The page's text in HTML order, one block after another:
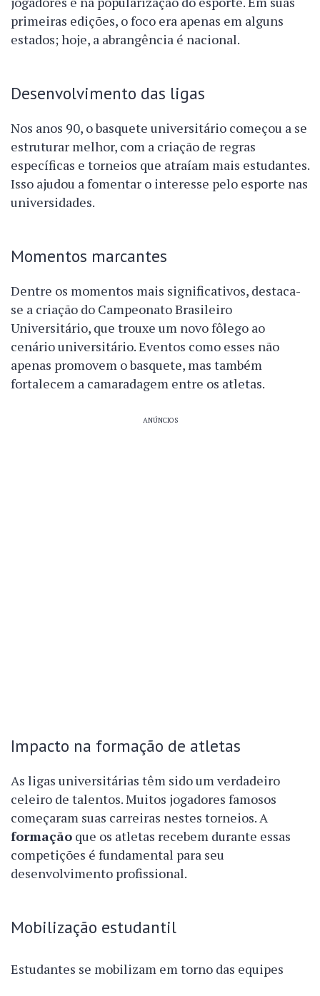
primeiras edições, o foco era apenas em alguns
estados; hoje, a abrangência é nacional.
Desenvolvimento das ligas
Nos anos 90, o basquete universitário começou a se
estruturar melhor, com a criação de regras
específicas e torneios que atraíam mais estudantes.
Isso ajudou a fomentar o interesse pelo esporte nas
universidades.
Momentos marcantes
Dentre os momentos mais significativos, destaca-
se a criação do Campeonato Brasileiro
Universitário, que trouxe um novo fôlego ao
cenário universitário. Eventos como esses não
apenas promovem o basquete, mas também
fortalecem a camaradagem entre os atletas.
ANÚNCIOS
Impacto na formação de atletas
As ligas universitárias têm sido um verdadeiro
celeiro de talentos. Muitos jogadores famosos
começaram suas carreiras nestes torneios. A
formação que os atletas recebem durante essas
competições é fundamental para seu
desenvolvimento profissional.
Mobilização estudantil
Estudantes se mobilizam em torno das equipes